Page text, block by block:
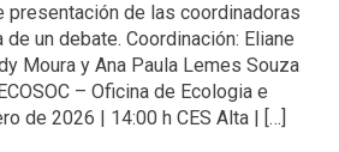
presentación de las coordinadoras
un debate. Coordinación: Eliane
Moura y Ana Paula Lemes Souza
– Oficina de Ecologia e
de 2026 | 14:00 h CES Alta | […]